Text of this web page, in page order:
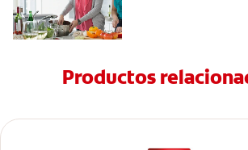
Productos